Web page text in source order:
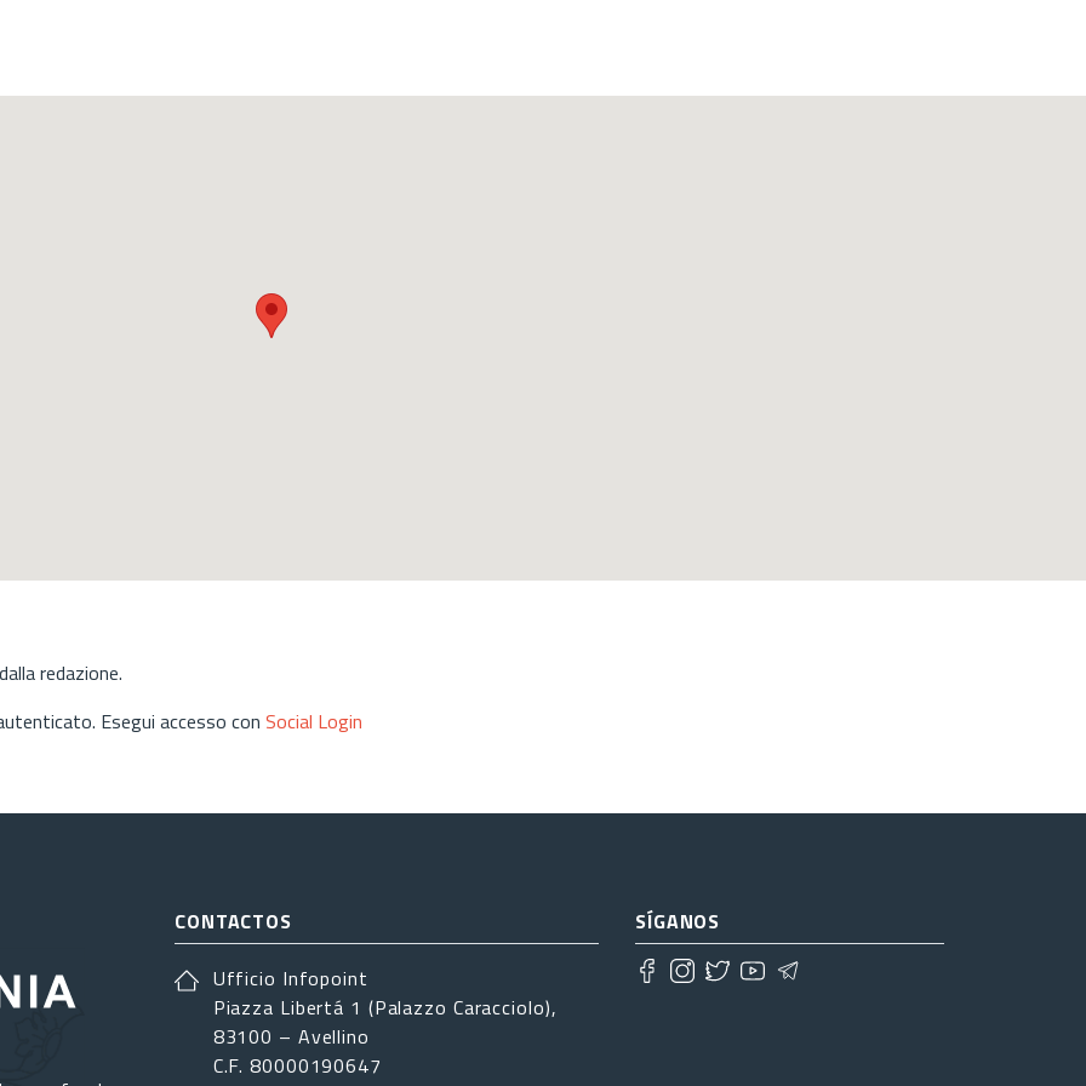
redazione.
Esegui accesso con Social Login
CONTACTOS
Ufficio Infopoint
Piazza Libertá 1 (Palazzo Caracciolo),
83100 – Avellino
C.F. 80000190647
SÍGANOS